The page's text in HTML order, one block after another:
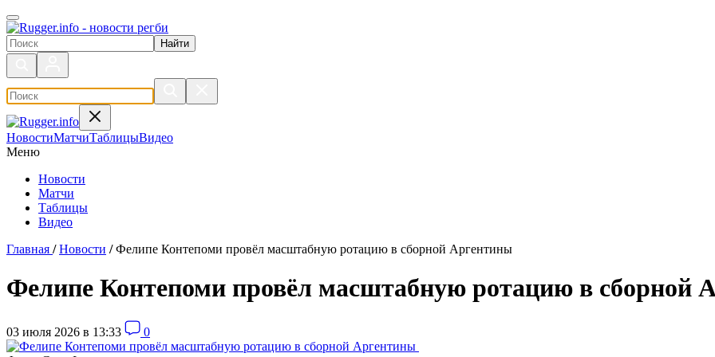
Поиск по сайту
НовостиМатчиТаблицыВидео
Меню
Новости
Матчи
Таблицы
Видео
Главная / Новости / Фелипе Контепоми провёл масштабную ротацию в сборной Аргентины
Фелипе Контепоми провёл масштабную ротацию в сборной
03 июля 2026 в 13:33 0